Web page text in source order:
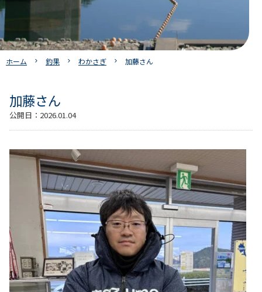
ホーム 釣果 わかさぎ 加藤さん
加藤さん
公開日： 2026.01.04